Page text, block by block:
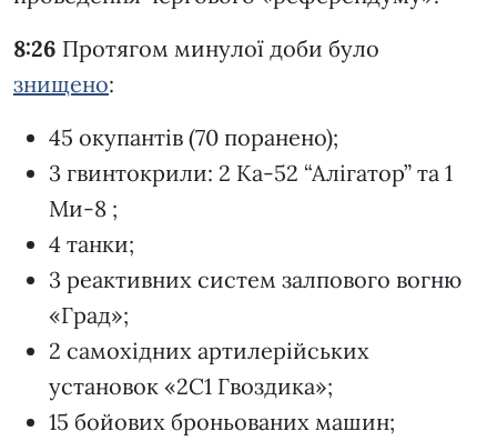
8:26 Протягом минулої доби було
знищено:
45 окупантів (70 поранено);
3 гвинтокрили: 2 Ка-52 “Алігатор” та 1
Ми-8 ;
4 танки;
3 реактивних систем залпового вогню
«Град»;
2 самохідних артилерійських
установок «2С1 Гвоздика»;
15 бойових броньованих машин;